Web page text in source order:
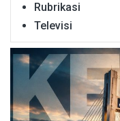
Rubrikasi
Televisi